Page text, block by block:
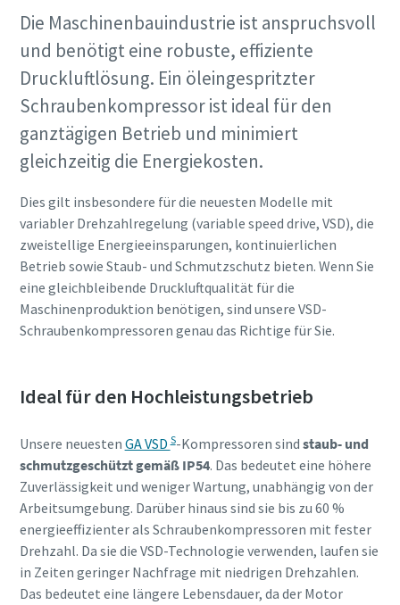
Jetzt unseren Gesamtkatalog für
Drucklufttechnik anfordern
Alle Produkte von Atlas Copco Kompressoren finden Sie in
unseren Gesamtkatalog
Jetzt per Email anfordern
Jetzt kennenlernen
Die Maschinenbauindustrie ist anspruchsvoll
und benötigt eine robuste, effiziente
Druckluftlösung. Ein öleingespritzter
Schraubenkompressor ist ideal für den
ganztägigen Betrieb und minimiert
gleichzeitig die Energiekosten.
Dies gilt insbesondere für die neuesten Modelle mit
variabler Drehzahlregelung (variable speed drive, VSD), die
zweistellige Energieeinsparungen, kontinuierlichen
Betrieb sowie Staub- und Schmutzschutz bieten. Wenn Sie
eine gleichbleibende Druckluftqualität für die
Maschinenproduktion benötigen, sind unsere VSD-
Schraubenkompressoren genau das Richtige für Sie.
Ideal für den Hochleistungsbetrieb
Unsere neuesten GA VSDS-Kompressoren sind staub- und
schmutzgeschützt gemäß IP54. Das bedeutet eine höhere
Zuverlässigkeit und weniger Wartung, unabhängig von der
Arbeitsumgebung. Darüber hinaus sind sie bis zu 60 %
energieeffizienter als Schraubenkompressoren mit fester
Drehzahl. Da sie die VSD-Technologie verwenden, laufen sie
in Zeiten geringer Nachfrage mit niedrigen Drehzahlen.
Das bedeutet eine längere Lebensdauer, da der Motor